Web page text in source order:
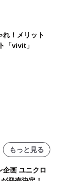
れ！メリット
「vivit」
もっと見る
企画 ユニクロ